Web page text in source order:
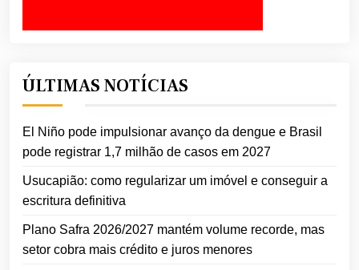
ÚLTIMAS NOTÍCIAS
El Niño pode impulsionar avanço da dengue e Brasil
pode registrar 1,7 milhão de casos em 2027
Usucapião: como regularizar um imóvel e conseguir a
escritura definitiva
Plano Safra 2026/2027 mantém volume recorde, mas
setor cobra mais crédito e juros menores